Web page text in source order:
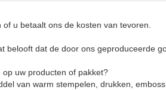
u betaalt ons de kosten van tevoren.
belooft dat de door ons geproduceerde
uw producten of pakket?
van warm stempelen, drukken,